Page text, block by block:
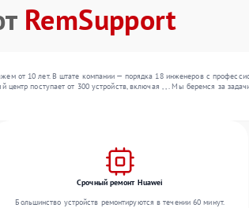
RemSupport
от 10 лет. В штате компании — порядка 18 инженеров с
поступает от 300 устройств, включая , , . Мы беремся за
Срочный ремонт Huawei
Большинство устройств ремонтируются в течении 60 минут.